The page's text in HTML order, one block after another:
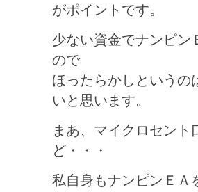
がポイントです。
少ない資金でナンピン
ので
ほったらかしというの
いと思います。
まあ、マイクロセン
ど・・・
私自身もナンピンＥＡ